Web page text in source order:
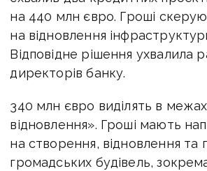
на 440 млн євро. Гроші
на відновлення
Відповідне рішення ухвалила
директорів банку.
340 млн євро виділять в
відновлення». Гроші мають
на створення, відновлення та
громадських будівель,